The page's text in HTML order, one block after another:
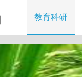
教育科研